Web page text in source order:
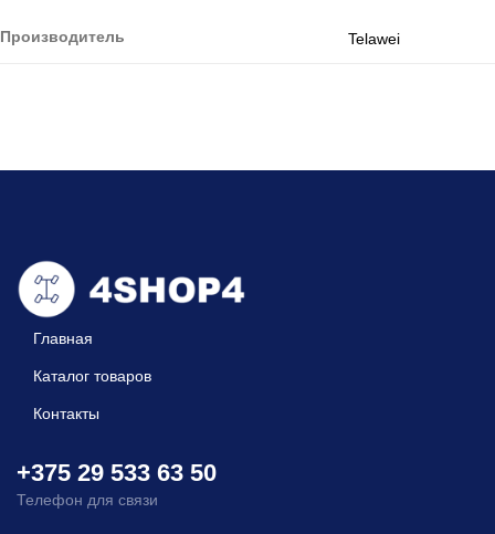
Производитель Telawei
Главная
Каталог товаров
Контакты
+375 29 533 63 50
Телефон для связи